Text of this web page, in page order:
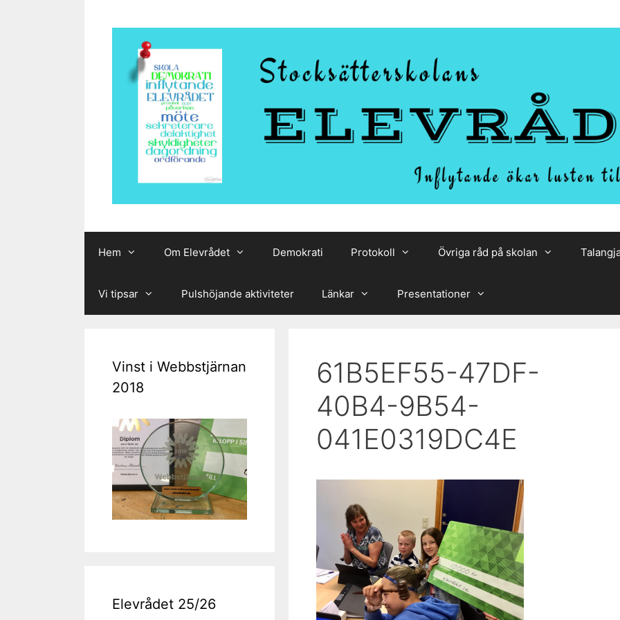
Hem Om Elevrådet Demokrati Protokoll Övriga råd på skolan
Vi tipsar Pulshöjande aktiviteter Länkar Presentationer
61B5EF55-47DF-
40B4-9B54-
041E0319DC4E
Vinst i Webbstjärnan
2018
Elevrådet 25/26